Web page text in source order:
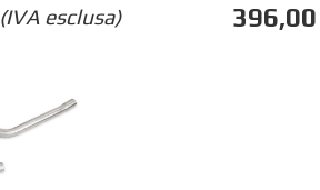
(IVA esclusa) 396,00